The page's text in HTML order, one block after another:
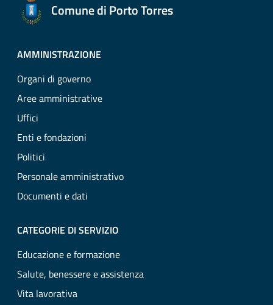
Comune di Porto Torres
AMMINISTRAZIONE
Organi di governo
Aree amministrative
Uffici
Enti e fondazioni
Politici
Personale amministrativo
Documenti e dati
CATEGORIE DI SERVIZIO
Educazione e formazione
Salute, benessere e assistenza
Vita lavorativa